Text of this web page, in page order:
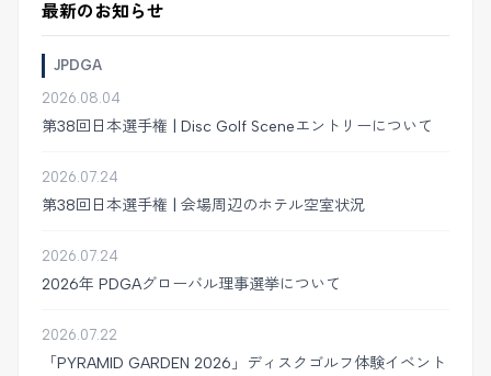
最新のお知らせ
JPDGA
2026.08.04
第38回日本選手権 | Disc Golf Sceneエントリーについて
2026.07.24
第38回日本選手権 | 会場周辺のホテル空室状況
2026.07.24
2026年 PDGAグローバル理事選挙について
2026.07.22
「PYRAMID GARDEN 2026」ディスクゴルフ体験イベント